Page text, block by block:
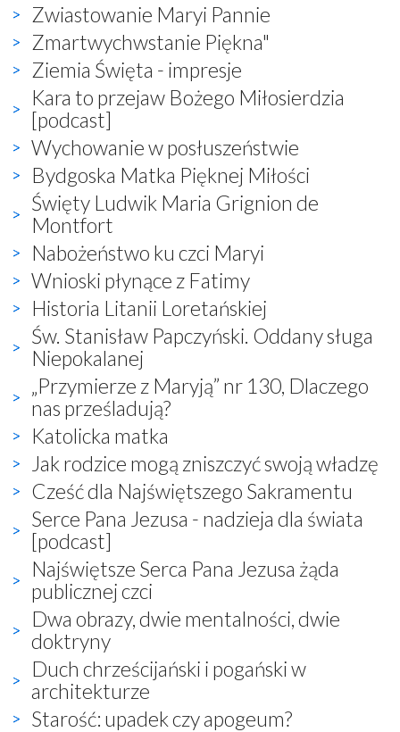
Zwiastowanie Maryi Pannie
Zmartwychwstanie Piękna"
Ziemia Święta - impresje
Kara to przejaw Bożego Miłosierdzia
[podcast]
Wychowanie w posłuszeństwie
Bydgoska Matka Pięknej Miłości
Święty Ludwik Maria Grignion de
Montfort
Nabożeństwo ku czci Maryi
Wnioski płynące z Fatimy
Historia Litanii Loretańskiej
Św. Stanisław Papczyński. Oddany sługa
Niepokalanej
„Przymierze z Maryją” nr 130, Dlaczego
nas prześladują?
Katolicka matka
Jak rodzice mogą zniszczyć swoją władzę
Cześć dla Najświętszego Sakramentu
Serce Pana Jezusa - nadzieja dla świata
[podcast]
Najświętsze Serca Pana Jezusa żąda
publicznej czci
Dwa obrazy, dwie mentalności, dwie
doktryny
Duch chrześcijański i pogański w
architekturze
Starość: upadek czy apogeum?